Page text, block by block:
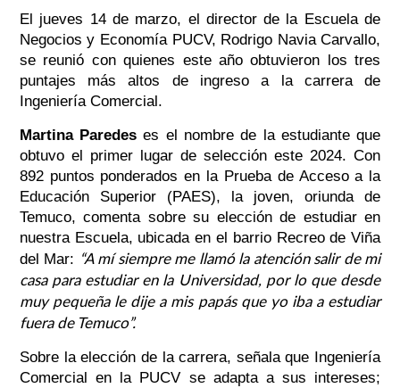
El jueves 14 de marzo, el director de la Escuela de
Negocios y Economía PUCV, Rodrigo Navia Carvallo,
se reunió con quienes este año obtuvieron los tres
puntajes más altos de ingreso a la carrera de
Ingeniería Comercial.
Martina Paredes es el nombre de la estudiante que
obtuvo el primer lugar de selección este 2024. Con
892 puntos ponderados en la Prueba de Acceso a la
Educación Superior (PAES), la joven, oriunda de
Temuco, comenta sobre su elección de estudiar en
nuestra Escuela, ubicada en el barrio Recreo de Viña
del Mar: “A mí siempre me llamó la atención salir de mi
casa para estudiar en la Universidad, por lo que desde
muy pequeña le dije a mis papás que yo iba a estudiar
fuera de Temuco”.
Sobre la elección de la carrera, señala que Ingeniería
Comercial en la PUCV se adapta a sus intereses;